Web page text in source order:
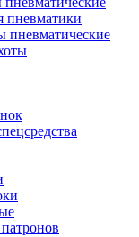
пневматики
пневматические